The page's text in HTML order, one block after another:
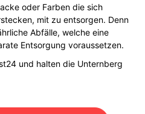
oder Farben die sich
mit zu entsorgen. Denn
Abfälle, welche eine
Entsorgung voraussetzen.
und halten die Unternberg